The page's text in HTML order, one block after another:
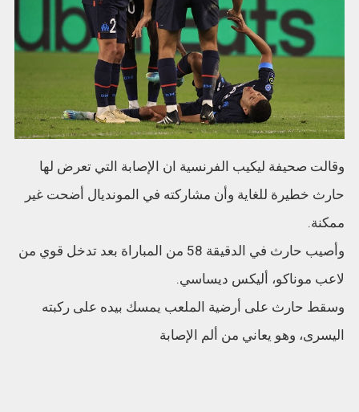
وقالت صحيفة ليكيب الفرنسية ان الإصابة التي تعرض لها
حارث خطيرة للغاية وأن مشاركته في المونديال أضحت غير
ممكنة.
وأصيب حارث في الدقيقة 58 من المباراة بعد تدخل قوي من
لاعب موناكو، أليكس ديساسي.
وسقط حارث على أرضية الملعب يمسك بيده على ركبته
اليسرى، وهو يعاني من ألم الإصابة